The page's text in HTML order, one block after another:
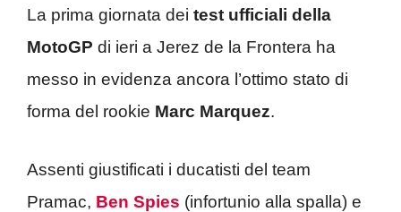
La prima giornata dei test ufficiali della
MotoGP di ieri a Jerez de la Frontera ha
messo in evidenza ancora l’ottimo stato di
forma del rookie Marc Marquez.
Assenti giustificati i ducatisti del team
Pramac, Ben Spies (infortunio alla spalla) e